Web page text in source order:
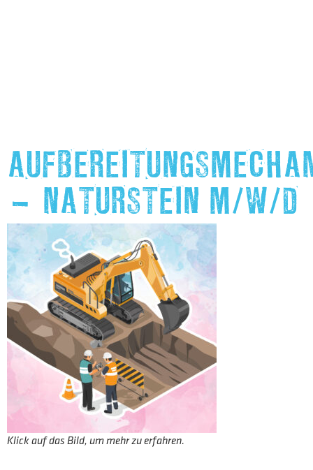
– NATURSTEIN M/W/D
Klick auf das Bild, um mehr zu erfahren.